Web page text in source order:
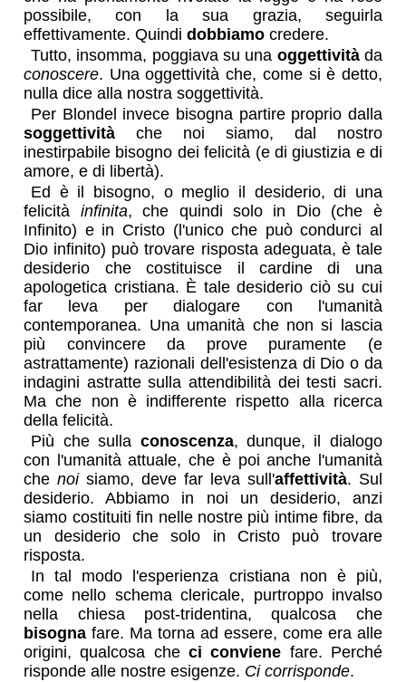
possibile, con la sua grazia, seguirla
effettivamente. Quindidobbiamo credere.
Tutto, insomma, poggiava su una oggettivitàda
conoscere. Una oggettività che, come si è detto,
nulla dice alla nostra soggettività.
Per Blondel invece bisogna partire proprio dalla
soggettività che noi siamo, dal nostro
inestirpabile bisogno dei felicità (e di giustizia e di
amore, e di libertà).
Ed è il bisogno, o meglio il desiderio, di una
felicità infinita, che quindi solo in Dio (che è
Infinito) e in Cristo (l'unico che può condurci al
Dio infinito) può trovare risposta adeguata, è tale
desiderio che costituisce il cardine di una
apologetica cristiana. È tale desiderio ciò su cui
far leva per dialogare con l'umanità
contemporanea. Una umanità che non si lascia
più convincere da prove puramente (e
astrattamente) razionali dell'esistenza di Dio o da
indagini astratte sulla attendibilità dei testi sacri.
Ma che non è indifferente rispetto alla ricerca
della felicità.
Più che sulla conoscenza, dunque, il dialogo
con l'umanità attuale, che è poi anche l'umanità
chenoisiamo, deve far leva sull'affettività. Sul
desiderio. Abbiamo in noi un desiderio, anzi
siamo costituiti fin nelle nostre più intime fibre, da
un desiderio che solo in Cristo può trovare
risposta.
In tal modo l'esperienza cristiana non è più,
come nello schema clericale, purtroppo invalso
nella chiesa post-tridentina, qualcosa che
bisogna fare. Ma torna ad essere, come era alle
origini, qualcosa che ci conviene fare. Perché
risponde alle nostre esigenze. Ci corrisponde.